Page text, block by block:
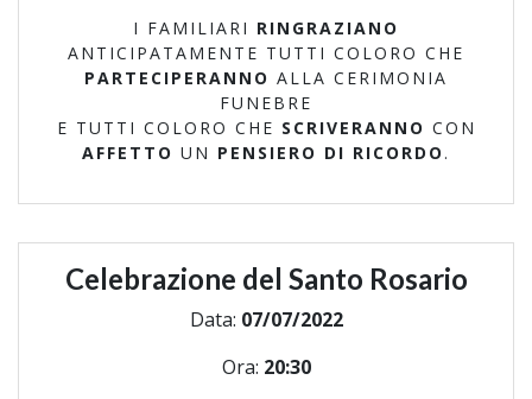
I FAMILIARI RINGRAZIANO
ANTICIPATAMENTE TUTTI COLORO CHE
PARTECIPERANNO ALLA CERIMONIA
FUNEBRE
E TUTTI COLORO CHE SCRIVERANNO CON
AFFETTO UN PENSIERO DI RICORDO .
Celebrazione del Santo Rosario
Data: 07/07/2022
Ora: 20:30